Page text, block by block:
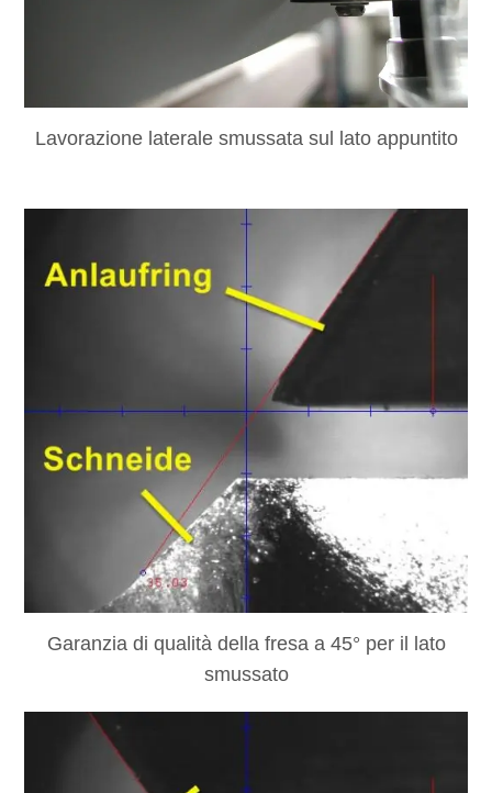
Lavorazione laterale smussata sul lato appuntito
Garanzia di qualità della fresa a 45° per il lato
smussato